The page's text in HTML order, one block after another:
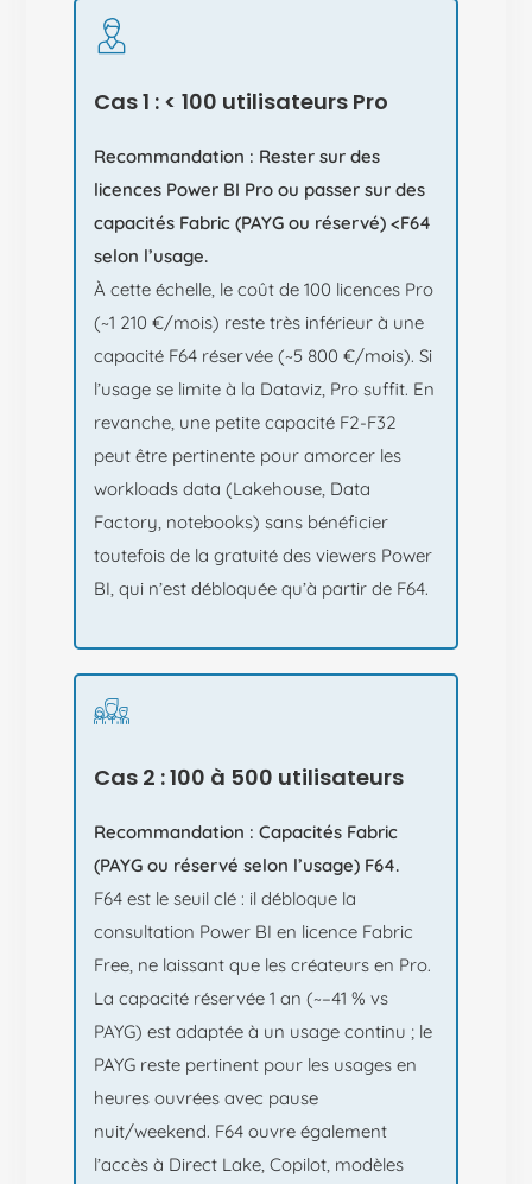
Cas 1 : < 100 utilisateurs Pro
Recommandation : Rester sur des
licences Power BI Pro ou passer sur des
capacités Fabric (PAYG ou réservé) <F64
selon l’usage.
À cette échelle, le coût de 100 licences Pro
(~1 210 €/mois) reste très inférieur à une
capacité F64 réservée (~5 800 €/mois). Si
l’usage se limite à la Dataviz, Pro suffit. En
revanche, une petite capacité F2-F32
peut être pertinente pour amorcer les
workloads data (Lakehouse, Data
Factory, notebooks) sans bénéficier
toutefois de la gratuité des viewers Power
BI, qui n’est débloquée qu’à partir de F64.
Cas 2 : 100 à 500 utilisateurs
Recommandation : Capacités Fabric
(PAYG ou réservé selon l’usage) F64.
F64 est le seuil clé : il débloque la
consultation Power BI en licence Fabric
Free, ne laissant que les créateurs en Pro.
La capacité réservée 1 an (~−41 % vs
PAYG) est adaptée à un usage continu ; le
PAYG reste pertinent pour les usages en
heures ouvrées avec pause
nuit/weekend. F64 ouvre également
l’accès à Direct Lake, Copilot, modèles